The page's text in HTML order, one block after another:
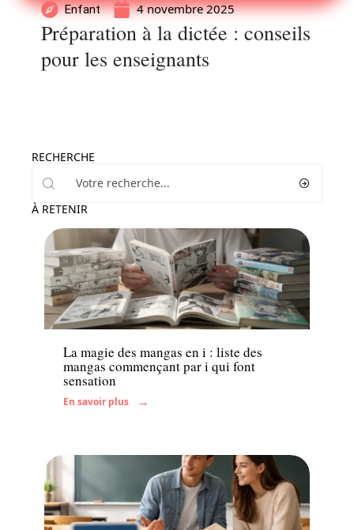
Enfant 4 novembre 2025
Préparation à la dictée : conseils
pour les enseignants
RECHERCHE
À RETENIR
Famille
La magie des mangas en i : liste des
mangas commençant par i qui font
sensation
En savoir plus